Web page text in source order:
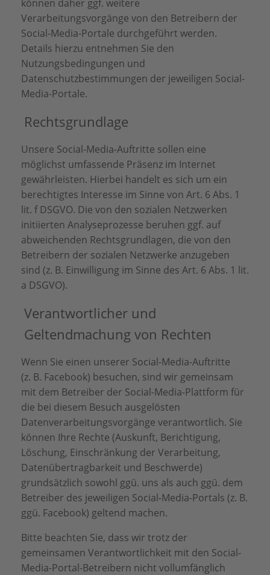
können daher ggf. weitere
Verarbeitungsvorgänge von den Betreibern der
Social-Media-Portale durchgeführt werden.
Details hierzu entnehmen Sie den
Nutzungsbedingungen und
Datenschutzbestimmungen der jeweiligen Social-
Media-Portale.
Rechtsgrundlage
Unsere Social-Media-Auftritte sollen eine
möglichst umfassende Präsenz im Internet
gewährleisten. Hierbei handelt es sich um ein
berechtigtes Interesse im Sinne von Art. 6 Abs. 1
lit. f DSGVO. Die von den sozialen Netzwerken
initiierten Analyseprozesse beruhen ggf. auf
abweichenden Rechtsgrundlagen, die von den
Betreibern der sozialen Netzwerke anzugeben
sind (z. B. Einwilligung im Sinne des Art. 6 Abs. 1 lit.
a DSGVO).
Verantwortlicher und
Geltendmachung von Rechten
Wenn Sie einen unserer Social-Media-Auftritte
(z. B. Facebook) besuchen, sind wir gemeinsam
mit dem Betreiber der Social-Media-Plattform für
die bei diesem Besuch ausgelösten
Datenverarbeitungsvorgänge verantwortlich. Sie
können Ihre Rechte (Auskunft, Berichtigung,
Löschung, Einschränkung der Verarbeitung,
Datenübertragbarkeit und Beschwerde)
grundsätzlich sowohl ggü. uns als auch ggü. dem
Betreiber des jeweiligen Social-Media-Portals (z. B.
ggü. Facebook) geltend machen.
Bitte beachten Sie, dass wir trotz der
gemeinsamen Verantwortlichkeit mit den Social-
Media-Portal-Betreibern nicht vollumfänglich